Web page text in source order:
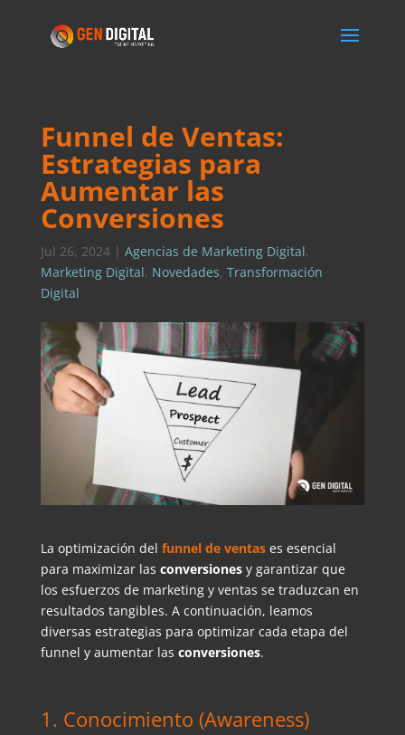
Funnel de Ventas:
Estrategias para
Aumentar las
Conversiones
Jul 26, 2024| Agencias de Marketing Digital,
Marketing Digital, Novedades, Transformación
Digital
La optimización del funnel de ventases esencial
para maximizar las conversiones y garantizar que
los esfuerzos de marketing y ventas se traduzcan en
resultados tangibles. A continuación, leamos
diversas estrategias para optimizar cada etapa del
funnel y aumentar las conversiones.
1. Conocimiento (Awareness)